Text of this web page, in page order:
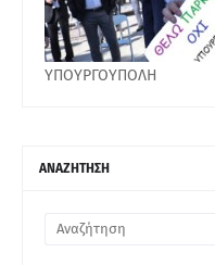
ΥΠΟΥΡΓΟΥΠΟΛΗ
ΑΝΑΖΗΤΗΣΗ